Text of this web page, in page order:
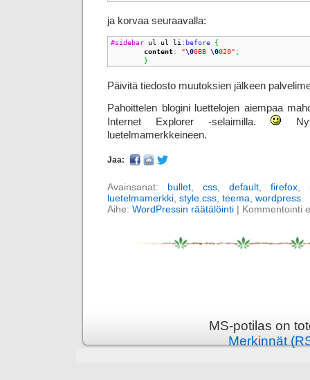
ja korvaa seuraavalla:
#sidebar ul ul li:before {
content: "\00BB \0020" ;
}
Päivitä tiedosto muutoksien jälkeen
Pahoittelen blogini luettelojen aiempaa
Internet Explorer -selaimilla.
luetelmamerkkeineen.
Jaa:
Avainsanat: bullet css default firefox
luetelmamerkki style.css teema wordpress
Aihe: WordPressin räätälöinti | Kommentointi
MS-potilas on
Merkinnät